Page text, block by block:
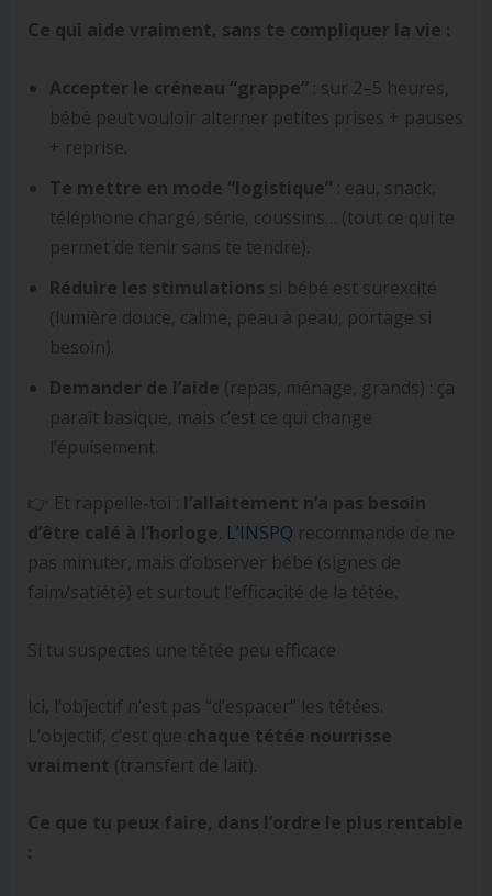
Ce qui aide vraiment, sans te compliquer la vie :
Accepter le créneau “grappe” : sur 2–5 heures,
bébé peut vouloir alterner petites prises + pauses
+ reprise.
Te mettre en mode “logistique” : eau, snack,
téléphone chargé, série, coussins… (tout ce qui te
permet de tenir sans te tendre).
Réduire les stimulations si bébé est surexcité
(lumière douce, calme, peau à peau, portage si
besoin).
Demander de l’aide (repas, ménage, grands) : ça
paraît basique, mais c’est ce qui change
l’épuisement.
👉 Et rappelle-toi : l’allaitement n’a pas besoin
d’être calé à l’horloge. L’INSPQ recommande de ne
pas minuter, mais d’observer bébé (signes de
faim/satiété) et surtout l’efficacité de la tétée.
Si tu suspectes une tétée peu efficace
Ici, l’objectif n’est pas “d’espacer” les tétées.
L’objectif, c’est que chaque tétée nourrisse
vraiment (transfert de lait).
Ce que tu peux faire, dans l’ordre le plus rentable
: